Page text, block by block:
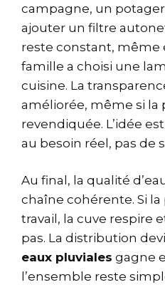
campagne, un
ajouter un filtre
reste constant, même
famille a choisi une
cuisine. La
améliorée, même si la
revendiquée. L’idée
au besoin réel, pas de
Au final, la qualité
chaîne cohérente. Si
travail, la cuve respire
pas. La distribution
eaux pluviales gagne
l’ensemble reste